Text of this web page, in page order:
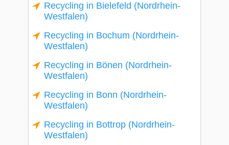
Recycling in Bielefeld (Nordrhein-
Westfalen)
Recycling in Bochum (Nordrhein-
Westfalen)
Recycling in Bönen (Nordrhein-
Westfalen)
Recycling in Bonn (Nordrhein-
Westfalen)
Recycling in Bottrop (Nordrhein-
Westfalen)